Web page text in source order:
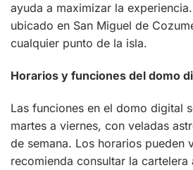
ayuda a maximizar la
ubicado en San Miguel de
cualquier punto de la isla.
Horarios y funciones del domo
Las funciones en el domo digital
martes a viernes, con veladas
de semana. Los horarios pueden
recomienda consultar la cartelera